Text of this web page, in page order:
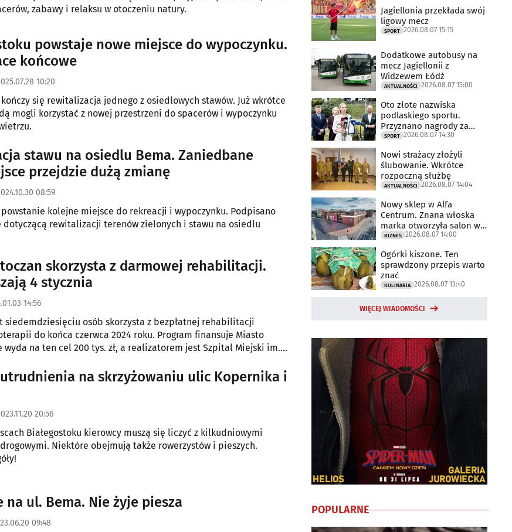
zabawy i relaksu w otoczeniu natury.
powstaje nowe miejsce do wypoczynku.
końcowe
10:20
kończy się rewitalizacja jednego z osiedlowych stawów. Już wkrótce
mogli korzystać z nowej przestrzeni do spacerów i wypoczynku
stawu na osiedlu Bema. Zaniedbane
przejdzie dużą zmianę
08:59
powstanie kolejne miejsce do rekreacji i wypoczynku. Podpisano
dotyczącą rewitalizacji terenów zielonych i stawu na osiedlu
skorzysta z darmowej rehabilitacji.
4 stycznia
14:56
siedemdziesięciu osób skorzysta z bezpłatnej rehabilitacji
do końca czerwca 2024 roku. Program finansuje Miasto
wyda na ten cel 200 tys. zł, a realizatorem jest Szpital Miejski im.
na skrzyżowaniu ulic Kopernika i
20:56
Białegostoku kierowcy muszą się liczyć z kilkudniowymi
Niektóre obejmują także rowerzystów i pieszych.
na ul. Bema. Nie żyje piesza
09:48
Jagiellonia przekłada swój
ligowy mecz
SPORT 2026.08.07 15:15
Dodatkowe autobusy na
mecz Jagiellonii z
Widzewem Łódź
AKTUALNOŚCI 2026.08.07 15:00
Oto złote nazwiska
podlaskiego sportu.
Przyznano nagrody za
2025 rok
SPORT 2026.08.07 14:30
Nowi strażacy złożyli
ślubowanie. Wkrótce
rozpoczną służbę
AKTUALNOŚCI 2026.08.07 14:04
Nowy sklep w Alfa
Centrum. Znana włoska
marka otworzyła salon w
Białymstoku
BIZNES 2026.08.07 14:00
Ogórki kiszone. Ten
sprawdzony przepis warto
znać
KULINARIA 2026.08.07 13:40
WIĘCEJ WIADOMOŚCI
POPULARNE